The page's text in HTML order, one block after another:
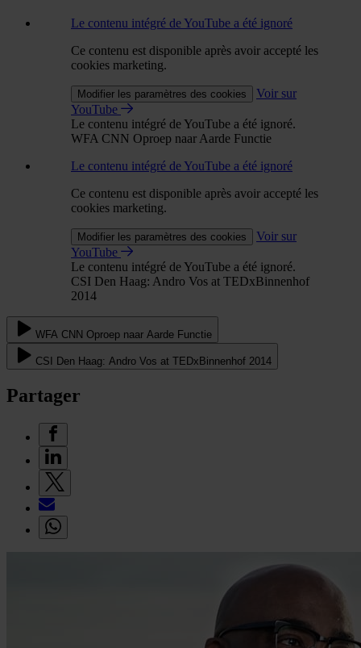
Le contenu intégré de YouTube a été ignoré
Ce contenu est disponible après avoir accepté les
cookies marketing.
Modifier les paramètres des cookies
Voir sur
YouTube
Le contenu intégré de YouTube a été ignoré.
WFA CNN Oproep naar Aarde Functie
Le contenu intégré de YouTube a été ignoré
Ce contenu est disponible après avoir accepté les
cookies marketing.
Modifier les paramètres des cookies
Voir sur
YouTube
Le contenu intégré de YouTube a été ignoré.
CSI Den Haag: Andro Vos at TEDxBinnenhof
2014
WFA CNN Oproep naar Aarde Functie
CSI Den Haag: Andro Vos at TEDxBinnenhof 2014
Partager